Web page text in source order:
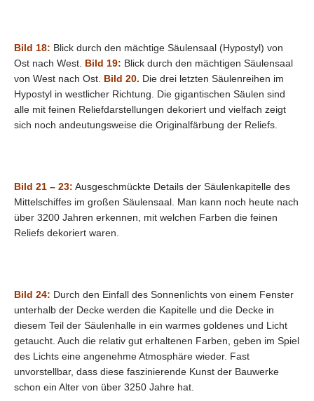
Bild 18: Blick durch den mächtige Säulensaal (Hypostyl) von
Ost nach West. Bild 19: Blick durch den mächtigen Säulensaal
von West nach Ost. Bild 20. Die drei letzten Säulenreihen im
Hypostyl in westlicher Richtung. Die gigantischen Säulen sind
alle mit feinen Reliefdarstellungen dekoriert und vielfach zeigt
sich noch andeutungsweise die Originalfärbung der Reliefs.
Bild 21 – 23: Ausgeschmückte Details der Säulenkapitelle des
Mittelschiffes im großen Säulensaal. Man kann noch heute nach
über 3200 Jahren erkennen, mit welchen Farben die feinen
Reliefs dekoriert waren.
Bild 24: Durch den Einfall des Sonnenlichts von einem Fenster
unterhalb der Decke werden die Kapitelle und die Decke in
diesem Teil der Säulenhalle in ein warmes goldenes und Licht
getaucht. Auch die relativ gut erhaltenen Farben, geben im Spiel
des Lichts eine angenehme Atmosphäre wieder. Fast
unvorstellbar, dass diese faszinierende Kunst der Bauwerke
schon ein Alter von über 3250 Jahre hat.